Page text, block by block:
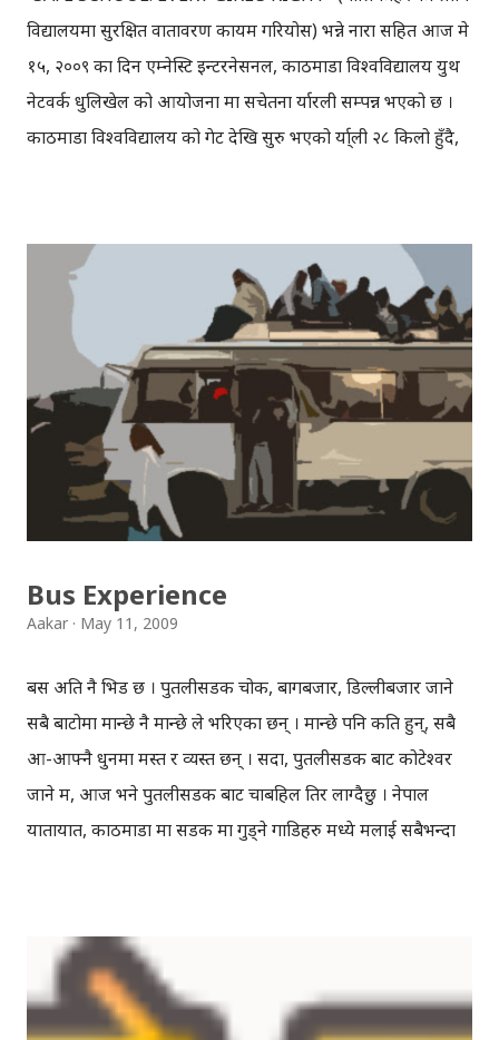
विद्यालयमा सुरक्षित वातावरण कायम गरियोस) भन्ने नारा सहित आज मे
१५, २००९ का दिन एम्नेस्टि इन्टरनेसनल, काठमाडौँ विश्वविद्यालय युथ
नेटवर्क धुलिखेल को आयोजना मा सचेतना र्यारली सम्पन्न भएको छ ।
काठमाडौँ विश्वविद्यालय को गेट देखि सुरु भएको र्या्ली २८ किलो हुँदै,
विश्वविद्यालयका उपकुलपति प्रा.डा. सुरेशराज शर्मा, काभ्रे जिल्ला का
डिएसपि सन्दिप भन्डारी, एम्नेस्टि नेपाल च्याप्टर का प्रतिनिधि लगायतले
सम्बोधन गर्नुहुँदै महिला माथि हुने हिंसा तथा दुर्व्यवहार र महिला
अधिकारहरु को चर्चा गर्नुभएको थियो । कार्यक्रम मा, रोट्राक्ट क्लब
धुलिखेल का प्रतिनिधि, जिल्ला शिक्षा कार्यालय काभ्रेका प्रतिनिधिहरु
लगायत काठमाडौँ विश्वविद्यालय तथा धुलिखेल बोर्डिङ का
विद्यार्थीहरुको उल्लेख्य उपस्थिति रहेको थियो । Note: All these
photos are taken by me from mobile.
Bus Experience
Aakar May 11, 2009
बस अति नै भिड छ । पुतलीसडक चोक, बागबजार, डिल्लीबजार जाने
सबै बाटोमा मान्छे नै मान्छे ले भरिएका छन् । मान्छे पनि कति हुन्, सबै
आ-आफ्नै धुनमा मस्त र व्यस्त छन् । सदा, पुतलीसडक बाट कोटेश्वर
जाने म, आज भने पुतलीसडक बाट चाबहिल तिर लाग्दैछु । नेपाल
यातायात, काठमाडौँ मा सडक मा गुड्ने गाडिहरु मध्ये मलाई सबैभन्दा
जोकोही ले अनुमान गरेभन्दा तेब्बर मान्छे एउटै गाडिमा चेपिएकाहुन्छन् ।
हुन त आफ्नो टाइम छ गाडि को, हरदम ड्राइभर घडि हेर्दै गाडि चलाउँछन्
। अत: नेपाल यातायात चढ्दा प्राय: ढिलो हुँदैन, यदि धेरै ठूलो जाम मा